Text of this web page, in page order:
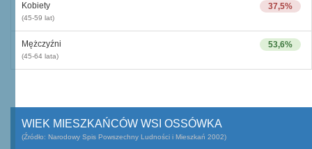
37,5%
Kobiety
(45-59 lat)
53,6%
Mężczyźni
(45-64 lata)
WIEK MIESZKAŃCÓW WSI OSSÓWKA
(Źródło: Narodowy Spis Powszechny Ludności i Mieszkań 2002)